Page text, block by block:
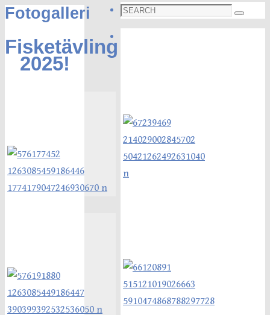
Fotogalleri
Fisketävling
2025!
Search
for:
Search